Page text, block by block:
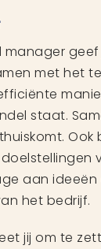
manager
met het
staat.
aan
het bedrijf.
jij om te